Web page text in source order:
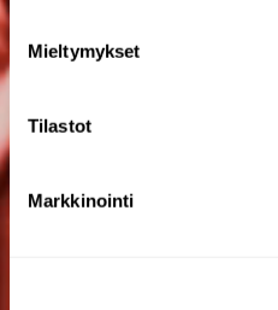
Mieltymykset
Tilastot
Markkinointi
We have
at the
brand